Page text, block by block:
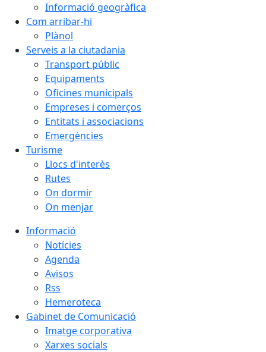
Informació geogràfica
Com arribar-hi
Plànol
Serveis a la ciutadania
Transport públic
Equipaments
Oficines municipals
Empreses i comerços
Entitats i associacions
Emergències
Turisme
Llocs d'interès
Rutes
On dormir
On menjar
Informació
Notícies
Agenda
Avisos
Rss
Hemeroteca
Gabinet de Comunicació
Imatge corporativa
Xarxes socials